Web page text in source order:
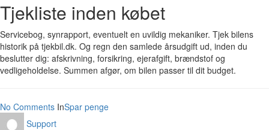
Tjekliste inden købet
Servicebog, synrapport, eventuelt en uvildig mekaniker. Tjek bilens
historik på tjekbil.dk. Og regn den samlede årsudgift ud, inden du
beslutter dig: afskrivning, forsikring, ejerafgift, brændstof og
vedligeholdelse. Summen afgør, om bilen passer til dit budget.
No Comments InSpar penge
Support